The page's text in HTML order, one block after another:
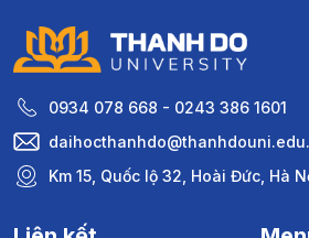
0934 078 668 - 0243 386 1601
Km 15, Quốc lộ 32, Hoài Đức, Hà